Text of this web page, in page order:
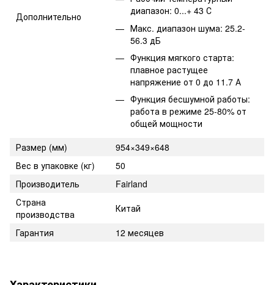
Дополнительно
диапазон: 0...+ 43 С
Макс. диапазон шума: 25.2-
56.3 дБ
Функция мягкого старта:
плавное растущее
напряжение от 0 до 11.7 А
Функция бесшумной работы:
работа в режиме 25-80% от
общей мощности
Размер (мм)
954×349×648
Вес в упаковке (кг)
50
Производитель
Fairland
Страна
производства
Китай
Гарантия
12 месяцев